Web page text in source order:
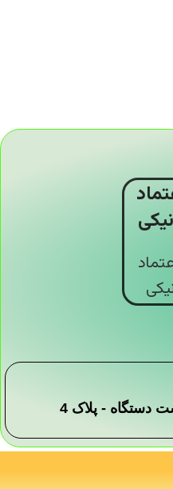
دستگاه - پلاک 4